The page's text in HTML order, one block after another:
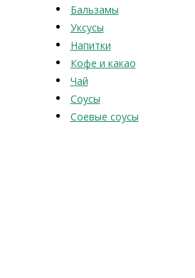
Бальзамы
Уксусы
Напитки
Кофе и какао
Чай
Соусы
Соевые соусы